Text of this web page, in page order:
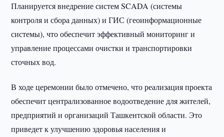
Планируется внедрение систем SCADA (системы
контроля и сбора данных) и ГИС (геоинформационные
системы), что обеспечит эффективный мониторинг и
управление процессами очистки и транспортировки
сточных вод.
В ходе церемонии было отмечено, что реализация проекта
обеспечит централизованное водоотведение для жителей,
предприятий и организаций Ташкентской области. Это
приведет к улучшению здоровья населения и